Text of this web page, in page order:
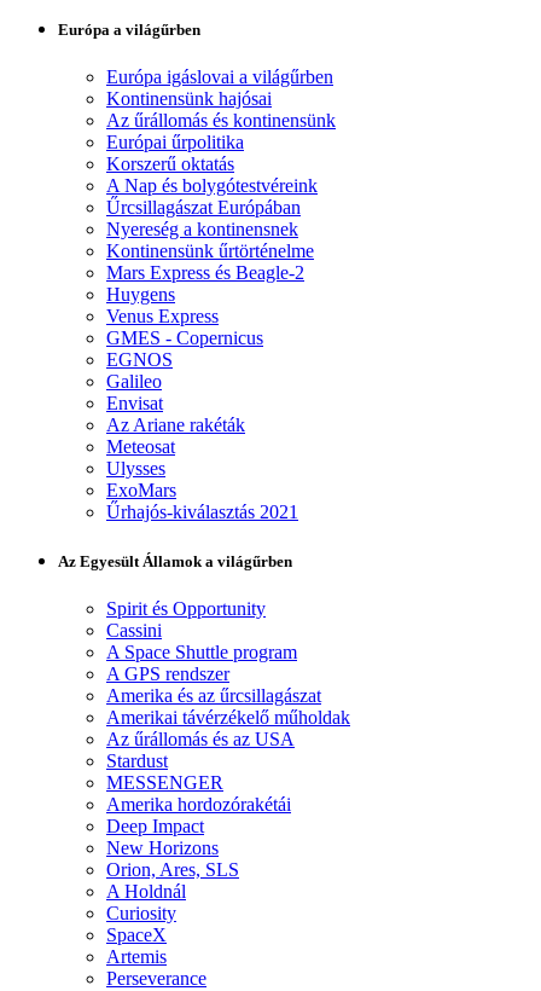
Európa a világűrben
Európa igáslovai a világűrben
Kontinensünk hajósai
Az űrállomás és kontinensünk
Európai űrpolitika
Korszerű oktatás
A Nap és bolygótestvéreink
Űrcsillagászat Európában
Nyereség a kontinensnek
Kontinensünk űrtörténelme
Mars Express és Beagle-2
Huygens
Venus Express
GMES - Copernicus
EGNOS
Galileo
Envisat
Az Ariane rakéták
Meteosat
Ulysses
ExoMars
Űrhajós-kiválasztás 2021
Az Egyesült Államok a világűrben
Spirit és Opportunity
Cassini
A Space Shuttle program
A GPS rendszer
Amerika és az űrcsillagászat
Amerikai távérzékelő műholdak
Az űrállomás és az USA
Stardust
MESSENGER
Amerika hordozórakétái
Deep Impact
New Horizons
Orion, Ares, SLS
A Holdnál
Curiosity
SpaceX
Artemis
Perseverance